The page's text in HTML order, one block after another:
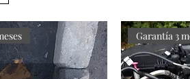
Garantía 3